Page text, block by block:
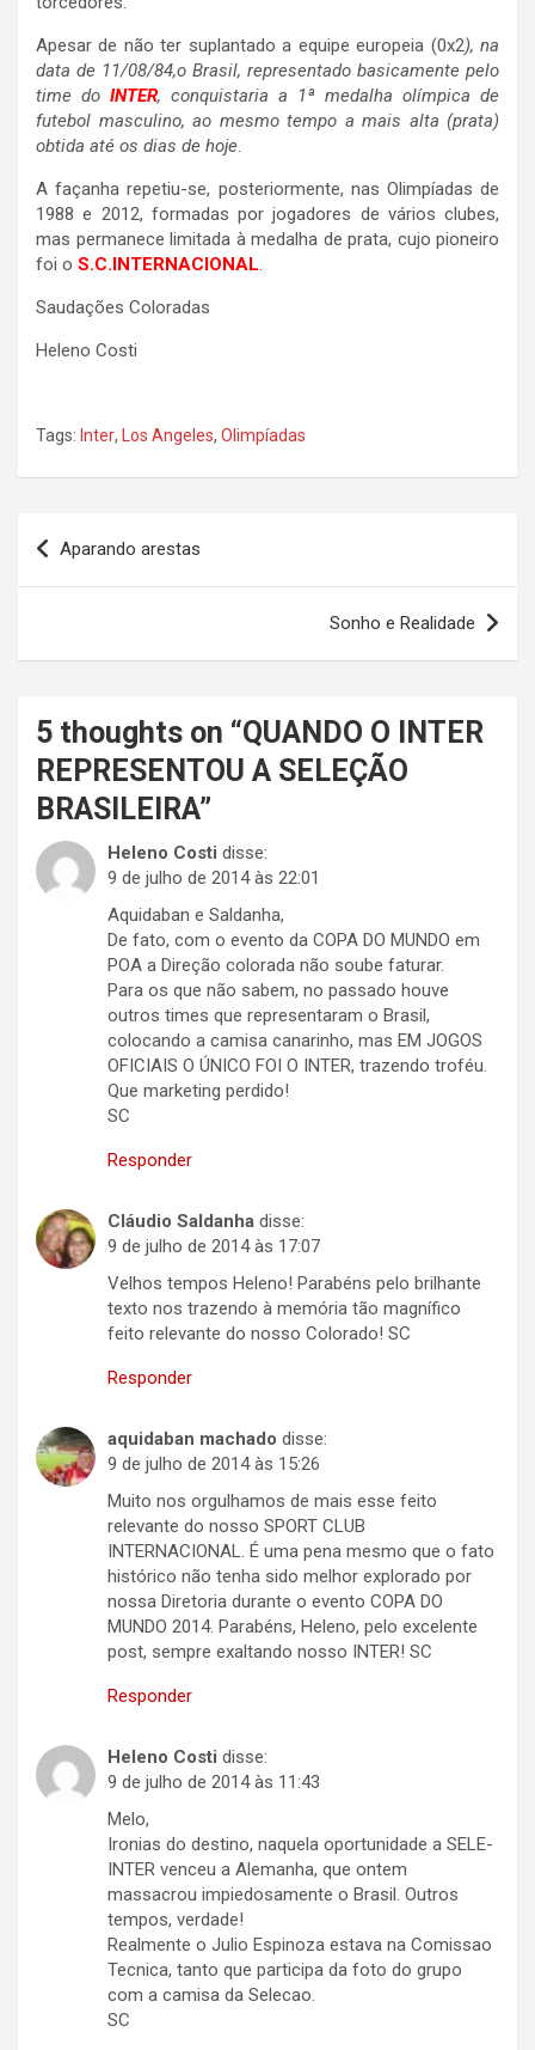
Apesar de não ter suplantado a equipe europeia (0x2), na
data de 11/08/84,o Brasil, representado basicamente pelo
time do INTER, conquistaria a 1ª medalha olímpica de
futebol masculino, ao mesmo tempo a mais alta (prata)
obtida até os dias de hoje.
A façanha repetiu-se, posteriormente, nas Olimpíadas de
1988 e 2012, formadas por jogadores de vários clubes,
mas permanece limitada à medalha de prata, cujo pioneiro
foi o S.C.INTERNACIONAL.
Saudações Coloradas
Heleno Costi
Tags: Inter, Los Angeles, Olimpíadas
Navegação
de
Aparando arestas
Sonho e Realidade
5 thoughts on “QUANDO O INTER
REPRESENTOU A SELEÇÃO
BRASILEIRA”
Heleno Costi disse:
9 de julho de 2014 às 22:01
Aquidaban e Saldanha,
De fato, com o evento da COPA DO MUNDO em
POA a Direção colorada não soube faturar.
Para os que não sabem, no passado houve
outros times que representaram o Brasil,
colocando a camisa canarinho, mas EM JOGOS
OFICIAIS O ÚNICO FOI O INTER, trazendo troféu.
Que marketing perdido!
SC
Responder
Cláudio Saldanha disse:
9 de julho de 2014 às 17:07
Velhos tempos Heleno! Parabéns pelo brilhante
texto nos trazendo à memória tão magnífico
feito relevante do nosso Colorado! SC
Responder
aquidaban machado disse:
9 de julho de 2014 às 15:26
Muito nos orgulhamos de mais esse feito
relevante do nosso SPORT CLUB
INTERNACIONAL. É uma pena mesmo que o fato
histórico não tenha sido melhor explorado por
nossa Diretoria durante o evento COPA DO
MUNDO 2014. Parabéns, Heleno, pelo excelente
post, sempre exaltando nosso INTER! SC
Responder
Heleno Costi disse:
9 de julho de 2014 às 11:43
Melo,
Ironias do destino, naquela oportunidade a SELE-
INTER venceu a Alemanha, que ontem
massacrou impiedosamente o Brasil. Outros
tempos, verdade!
Realmente o Julio Espinoza estava na Comissao
Tecnica, tanto que participa da foto do grupo
com a camisa da Selecao.
SC